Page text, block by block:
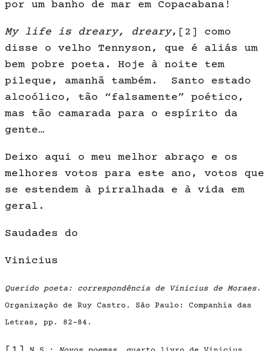
por um banho de mar em Copacabana!
My life is dreary, dreary, [2]
como
disse o velho Tennyson, que é aliás um
bem pobre poeta. Hoje à noite tem
pileque, amanhã também. Santo estado
alcoólico, tão “falsamente” poético,
mas tão camarada para o espírito da
gente…
Deixo aqui o meu melhor abraço e os
melhores votos para este ano, votos que
se estendem à pirralhada e à vida em
geral.
Saudades do
Vinicius
Querido poeta: correspondência de Vinicius de Moraes .
Organização de Ruy Castro. São Paulo: Companhia das
Letras, pp. 82-84.